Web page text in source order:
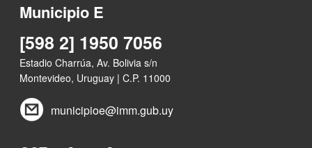
Municipio E
[598 2] 1950 7056
Estadio Charrúa, Av. Bolivia s/n
Montevideo, Uruguay | C.P. 11000
municipioe@imm.gub.uy